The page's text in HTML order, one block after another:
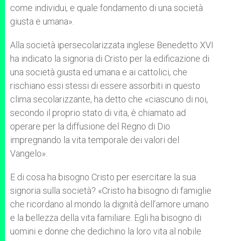
come individui, e quale fondamento di una società
giusta e umana».
Alla società ipersecolarizzata inglese Benedetto XVI
ha indicato la signoria di Cristo per la edificazione di
una società giusta ed umana e ai cattolici, che
rischiano essi stessi di essere assorbiti in questo
clima secolarizzante, ha detto che «ciascuno di noi,
secondo il proprio stato di vita, è chiamato ad
operare per la diffusione del Regno di Dio
impregnando la vita temporale dei valori del
Vangelo».
E di cosa ha bisogno Cristo per esercitare la sua
signoria sulla società? «Cristo ha bisogno di famiglie
che ricordano al mondo la dignità dell’amore umano
e la bellezza della vita familiare. Egli ha bisogno di
uomini e donne che dedichino la loro vita al nobile